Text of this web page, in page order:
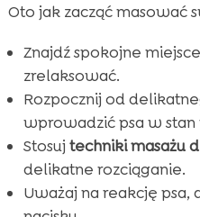
Oto jak zacząć masować
Znajdź spokojne
zrelaksować.
Rozpocznij od
wprowadzić psa w stan
Stosuj techniki masażu
delikatne rozciąganie.
Uważaj na reakcję psa,